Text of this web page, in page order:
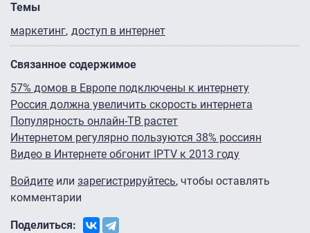
Темы
маркетинг доступ в интернет
Связанное содержимое
57% домов в Европе подключены к интернету
Россия должна увеличить скорость интернета
Популярность онлайн-ТВ растет
Интернетом регулярно пользуются 38% россиян
Видео в Интернете обгонит IPTV к 2013 году
Войдите или зарегистрируйтесь, чтобы оставлять
комментарии
Поделиться: